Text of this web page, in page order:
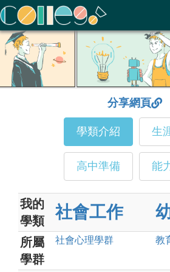
ColleGo! 大學選才與高中育才輔助系統
分享網頁
學類介紹 生
高中準備 能
我的
學類
社會工作
所屬
學群
社會心理學群 教